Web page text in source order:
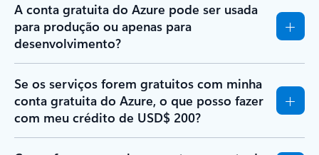
A conta gratuita do Azure pode ser usada
para produção ou apenas para
desenvolvimento?
Se os serviços forem gratuitos com minha
conta gratuita do Azure, o que posso fazer
com meu crédito de USD$ 200?